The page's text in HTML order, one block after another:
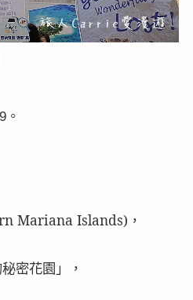
。
Mariana Islands) ，
密花園」，